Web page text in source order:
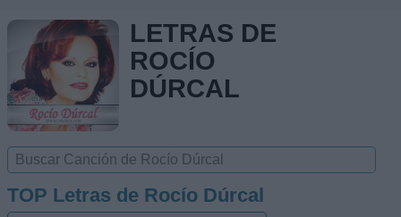
LETRAS DE
ROCÍO
DÚRCAL
TOP Letras de Rocío Dúrcal